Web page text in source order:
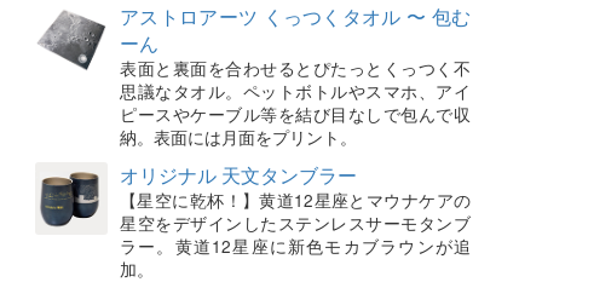
アストロアーツ くっつくタオル 〜 包む
ーん
表面と裏面を合わせるとぴたっとくっつく不
思議なタオル。ペットボトルやスマホ、アイ
ピースやケーブル等を結び目なしで包んで収
納。表面には月面をプリント。
オリジナル 天文タンブラー
【星空に乾杯！】黄道12星座とマウナケアの
星空をデザインしたステンレスサーモタンブ
ラー。黄道12星座に新色モカブラウンが追
加。